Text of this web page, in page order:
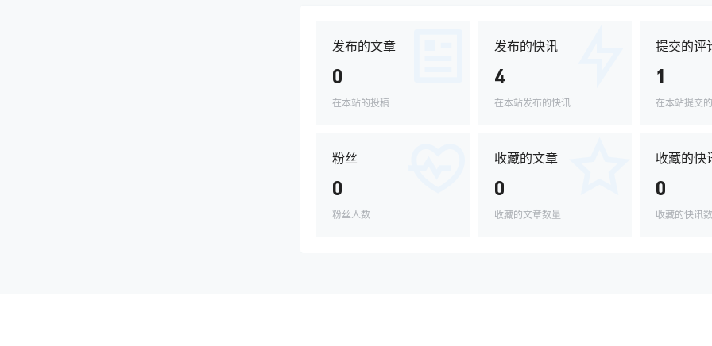
发布的文章
0
在本站的投稿
发布的快讯
4
在本站发布的快讯
提交的评
1
在本站提交
粉丝
0
粉丝人数
收藏的文章
0
收藏的文章数量
收藏的快
0
收藏的快讯